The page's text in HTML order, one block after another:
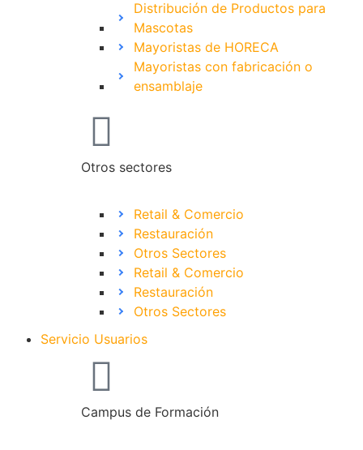
Distribución de Productos para
Mascotas
Mayoristas de HORECA
Mayoristas con fabricación o
ensamblaje
Otros sectores
Retail & Comercio
Restauración
Otros Sectores
Retail & Comercio
Restauración
Otros Sectores
Servicio Usuarios
Campus de Formación